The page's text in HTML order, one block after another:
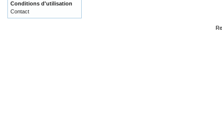
Conditions d'utilisation
Contact